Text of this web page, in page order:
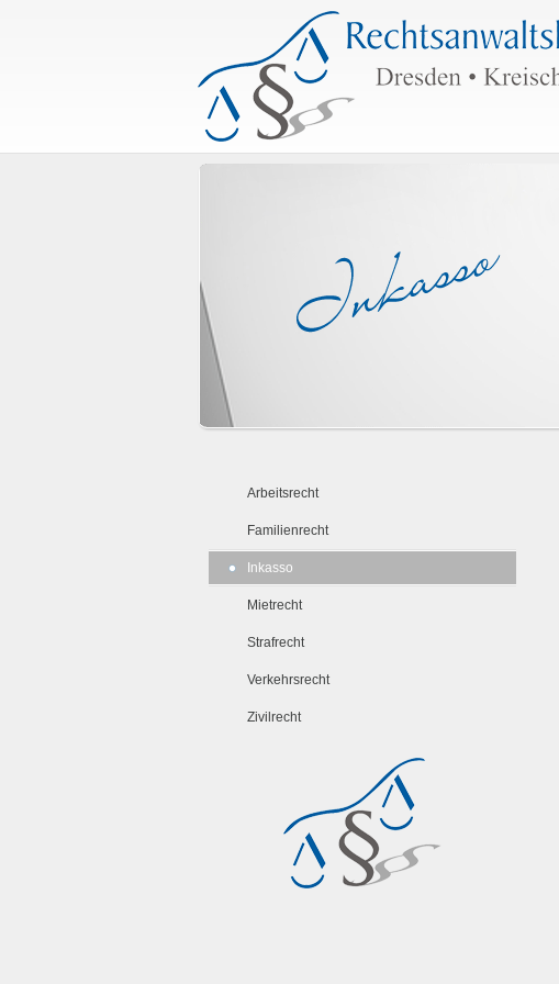
Arbeitsrecht
Familienrecht
Inkasso
Mietrecht
Strafrecht
Verkehrsrecht
Zivilrecht